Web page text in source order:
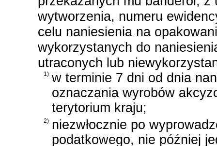
wytworzenia, numeru
celu naniesienia na
wykorzystanych do
utraconych lub
1) w terminie 7 dni od dnia
oznaczania wyrobów
terytorium kraju;
2) niezwłocznie po
podatkowego, nie później